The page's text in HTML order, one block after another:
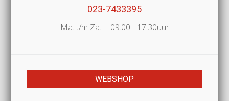
023-7433395
Ma. t/m Za. -- 09.00 - 17.30uur
WEBSHOP